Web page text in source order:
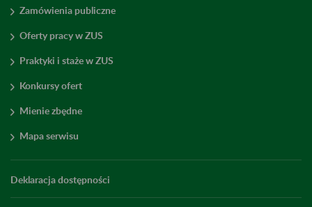
Zamówienia publiczne
Oferty pracy w ZUS
Praktyki i staże w ZUS
Konkursy ofert
Mienie zbędne
Mapa serwisu
Deklaracja dostępności